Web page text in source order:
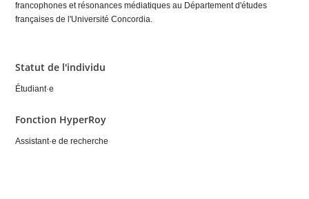
francophones et résonances médiatiques au Département d'études
françaises de l'Université Concordia.
Statut de l'individu
Étudiant·e
Fonction HyperRoy
Assistant·e de recherche